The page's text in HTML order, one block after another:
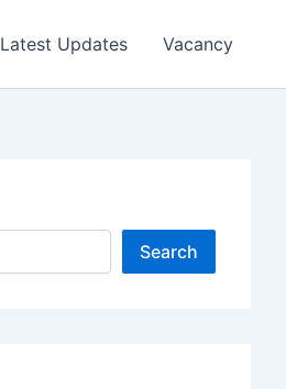
Latest Updates Vacancy
Search